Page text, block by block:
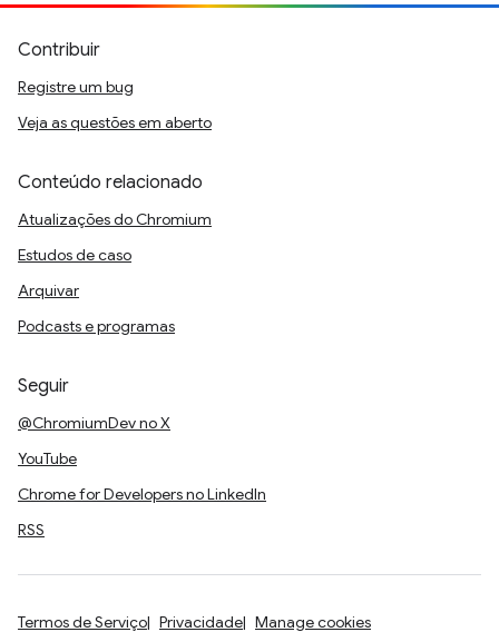
Contribuir
Registre um bug
Veja as questões em aberto
Conteúdo relacionado
Atualizações do Chromium
Estudos de caso
Arquivar
Podcasts e programas
Seguir
@ChromiumDev no X
YouTube
Chrome for Developers no LinkedIn
RSS
Termos de Serviço Privacidade Manage cookies